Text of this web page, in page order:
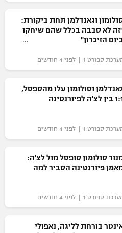
עסק
וגאנדלמן תחת ביקורת:
לא סבבה בכלל שהם שיחקו
הזיכרון"
ספורט 1 | לפני 4 חודשים
וסולומון עלו מהספסל,
לצ'ה לפיורנטינה
ספורט 1 | לפני 4 חודשים
סולומון סופסל מול לצ'ה:
פיורנטינה הסביר למה
ספורט 1 | לפני 4 חודשים
בורחת לליגה, נאפולי